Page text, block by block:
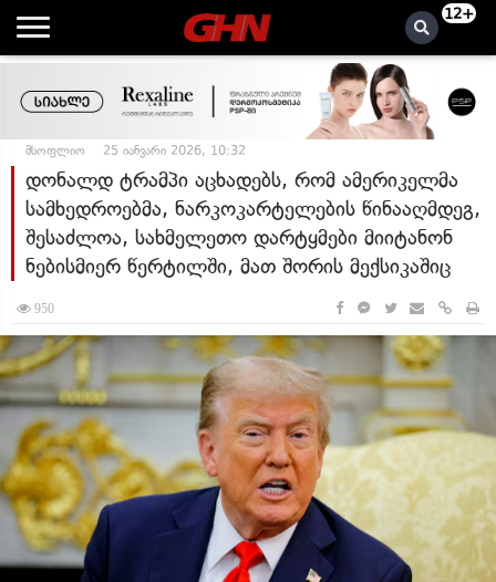
12+
მსოფლიო 25 იანვარი 2026, 10:32
დონალდ ტრამპი აცხადებს, რომ ამერიკელმა
სამხედროებმა, ნარკოკარტელების წინააღმდეგ,
შესაძლოა, სახმელეთო დარტყმები მიიტანონ
ნებისმიერ წერტილში, მათ შორის მექსიკაშიც
950